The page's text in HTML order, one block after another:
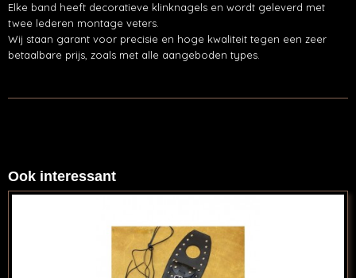
Elke band heeft decoratieve klinknagels en wordt geleverd met
twee lederen montage veters.
Wij staan garant voor precisie en hoge kwaliteit tegen een zeer
betaalbare prijs, zoals met alle aangeboden types.
Ook interessant